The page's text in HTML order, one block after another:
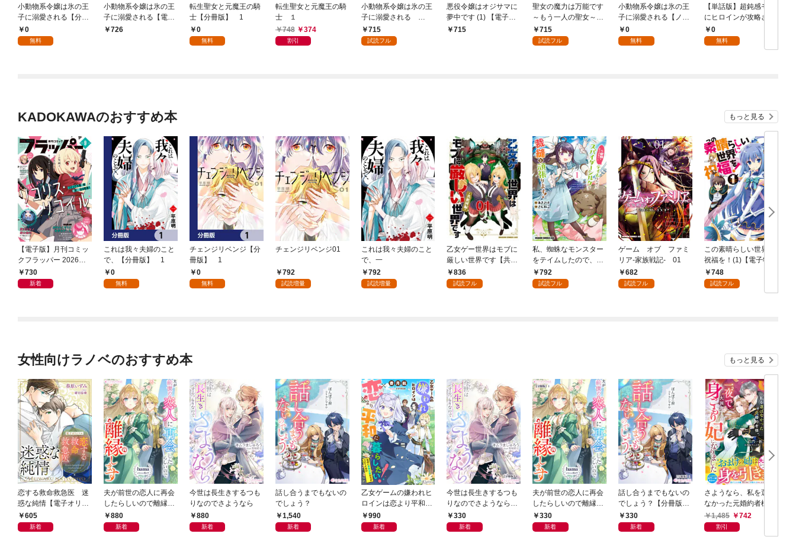
小動物系令嬢は氷の王
子に溺愛される【分冊
版】 1
0
無料
小動物系令嬢は氷の王
子に溺愛される【電子
特典付き】
726
転生聖女と元魔王の騎
士【分冊版】 1
0
無料
転生聖女と元魔王の騎
士 １
748
374
割引
小動物系令嬢は氷の王
子に溺愛される
（1）
715
試読フル
悪役令嬢はオジサマに
夢中です (1) 【電子限
定カラーイラスト収録
715
聖女の魔力は万能です
～もう一人の聖女～
１715
試読フル
小動物系令嬢は氷の王
子に溺愛される【ノベ
ル分冊版】 1
0
無料
【単話版】超鈍感モブ
にヒロインが攻略され
て、乙女ゲームが始ま
りません@COMIC 第1
0
無料
KADOKAWAのおすすめ本 もっと見る
【電子版】月刊コミッ
クフラッパー 2026年9
月号730
新着
これは我々夫婦のこと
で、【分冊版】 1
0
無料
チェンジリベンジ【分
冊版】 1
0
無料
チェンジリベンジ01
792
試読増量
これは我々夫婦のこと
で、一
792
試読増量
乙女ゲー世界はモブに
厳しい世界です【共和
国編】 ０１
836
試読フル
私、蜘蛛なモンスター
をテイムしたので、ス
パイダーシルクで裁縫
を頑張ります！ 1
792
試読フル
ゲーム オブ ファミ
リア-家族戦記- 01
682
試読フル
この素晴らしい世界に
祝福を！(1)【電子特別
版】748
試読フル
女性向けラノベのおすすめ本 もっと見る
恋する救命救急医 迷
惑な純情【電子オリジ
ナル】
605
新着
夫が前世の恋人に再会
したらしいので離縁し
ます880
新着
今世は長生きするつも
りなのでさようなら
880
新着
話し合うまでもないの
でしょう？
1,540
新着
乙女ゲームの嫌われヒ
ロインは恋より平和に
暮らしたい！（なのに
攻略対象たちがついて
990
新着
今世は長生きするつも
りなのでさようなら
【分冊版】1
330
新着
夫が前世の恋人に再会
したらしいので離縁し
ます【分冊版】1
330
新着
話し合うまでもないの
でしょう？【分冊版】
1 330
新着
さようなら、私を選ば
なかった元婚約者様。
一夜で大国君主の身ご
もり妃になりました
【電子限定SS付き】
1,485 742
割引